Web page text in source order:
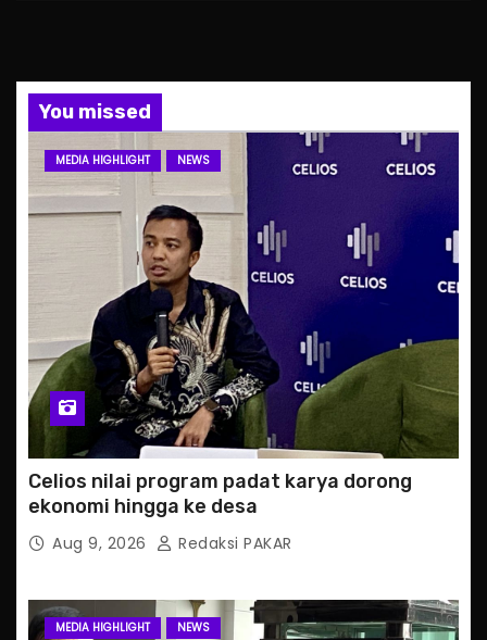
You missed
MEDIA HIGHLIGHT NEWS
Celios nilai program padat karya dorong
ekonomi hingga ke desa
Aug 9, 2026 Redaksi PAKAR
MEDIA HIGHLIGHT NEWS